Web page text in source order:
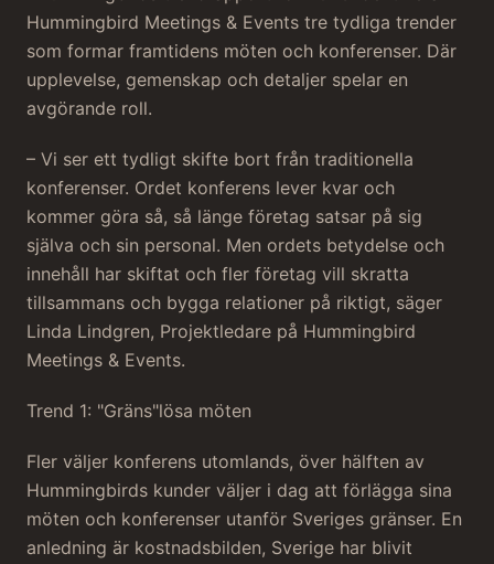
Hummingbird Meetings & Events tre tydliga trender
som formar framtidens möten och konferenser. Där
upplevelse, gemenskap och detaljer spelar en
avgörande roll.
– Vi ser ett tydligt skifte bort från traditionella
konferenser. Ordet konferens lever kvar och
kommer göra så, så länge företag satsar på sig
själva och sin personal. Men ordets betydelse och
innehåll har skiftat och fler företag vill skratta
tillsammans och bygga relationer på riktigt, säger
Linda Lindgren, Projektledare på Hummingbird
Meetings & Events.
Trend 1: "Gräns"lösa möten
Fler väljer konferens utomlands, över hälften av
Hummingbirds kunder väljer i dag att förlägga sina
möten och konferenser utanför Sveriges gränser. En
anledning är kostnadsbilden, Sverige har blivit